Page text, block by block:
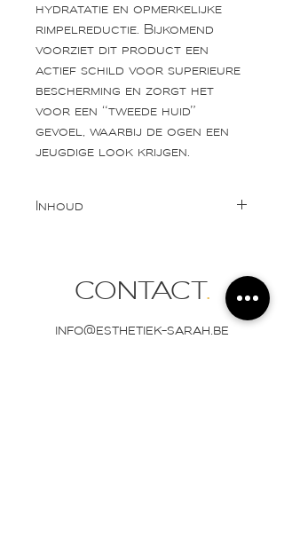
hydratatie en opmerkelijke
rimpelreductie. Bijkomend
voorziet dit product een
actief schild voor superieure
bescherming en zorgt het
voor een “tweede huid”
gevoel, waarbij de ogen een
jeugdige look krijgen.
Inhoud
CONTACT.
info@esthetiek-sarah.be